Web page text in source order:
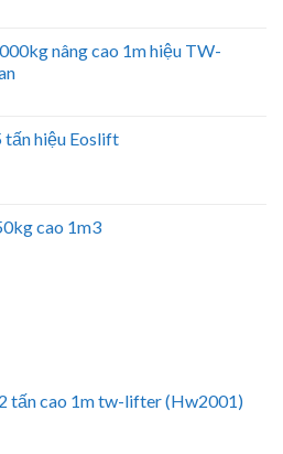
nâng cao 1m hiệu TW-
tấn hiệu Eoslift
cao 1m3
tấn cao 1m tw-lifter (Hw2001)